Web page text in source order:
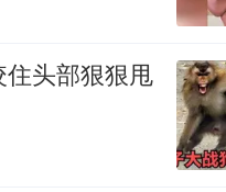
头部狠狠甩